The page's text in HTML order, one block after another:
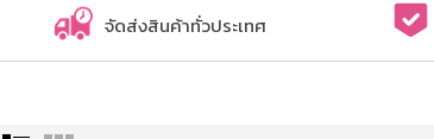
จัดส่งสินค้าทั่วประเทศ